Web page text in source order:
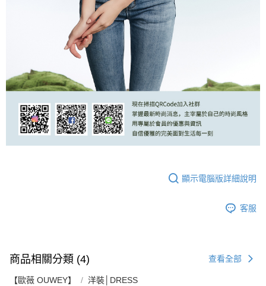
顯示電腦版詳細說明
客服
商品相關分類 (4) 查看全部
【歐薇 OUWEY】 洋裝│DRESS